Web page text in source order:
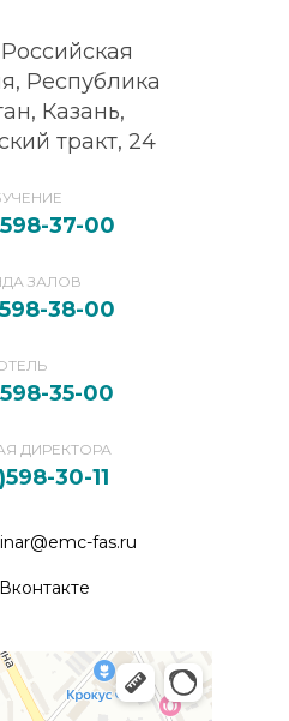
Республика
Казань,
тракт, 24
fas.ru
Вконтакте
ЗАЛОВ
ДИРЕКТОРА
37-00
35-00
38-00
30-11